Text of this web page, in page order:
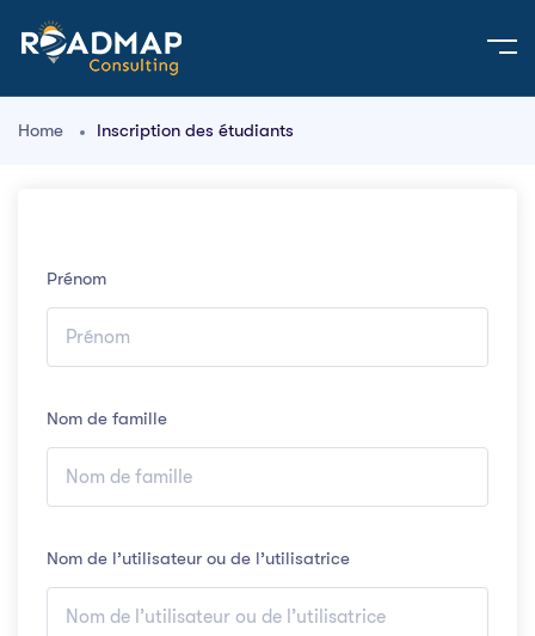
Home Inscription des étudiants
Prénom
Nom de famille
Nom de l’utilisateur ou de l’utilisatrice